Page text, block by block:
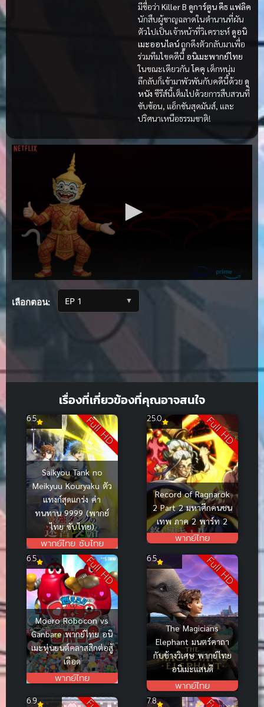
มีชื่อว่า Killer B ดูการ์ตูน คีธ แฟลิค
นักสืบผู้ชาญฉลาดในตำนานที่ผัน
ตัวไปเป็นเจ้าหน้าที่วิเคราะห์ดูอนิ
เมะออนไลน์ถูกดึงตัวกลับมาเพื่อ
ร่วมทีมไขคดีนี้ อนิเมะพากย์ไทย
ในขณะเดียวกันโคคุ เด็กหนุ่ม
ลึกลับก็เข้ามาพัวพันกับคดีนี้ด้วย ดู
หนัง ซีรีส์นี้เต็มไปด้วยการสืบสวนที่
ซับซ้อน, แอ็กชันสุดมันส์, และ
ปริศนาเหนือธรรมชาติ!
เลือกตอน: ▼
เรื่องที่เกี่ยวข้องที่คุณอาจสนใจ
Full HD
Saikyou Tank no
Meikyuu Kouryaku ตัว
แทงก์สุดแกร่ง ค่า
ทนทาน 9999 (พากย์
ไทย ซับไทย)
พากย์ไทย ซับไทย
6.5 Full HD
Record of Ragnarok
2 Part 2 มหาศึกคนชน
เทพ ภาค 2 พาร์ท 2
พากย์ไทย
25.0
Full HD
Moero Robocon vs
Ganbare พากย์ไทย อนิ
เมะหุ่นยนต์คลาสสิกต่อสู้
เดือด
พากย์ไทย
6.5 Full HD
The Magicians
Elephant มนตร์คาถา
กับช้างวิเศษ พากย์ไทย
อนิเมะแสนดี
พากย์ไทย
6.5
6.9 7.8